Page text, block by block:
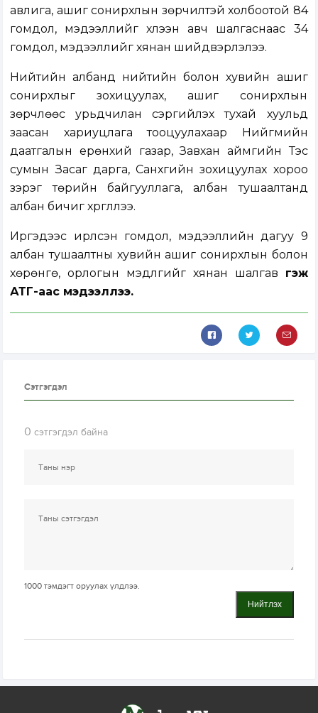
авлига, ашиг сонирхлын зөрчилтэй холбоотой 84
гомдол, мэдээллийг хүлээн авч шалгаснаас 34
гомдол, мэдээллийг хянан шийдвэрлэлээ.
Нийтийн албанд нийтийн болон хувийн ашиг
сонирхлыг зохицуулах, ашиг сонирхлын
зөрчлөөс урьдчилан сэргийлэх тухай хуульд
заасан хариуцлага тооцуулахаар Нийгмийн
даатгалын ерөнхий газар, Завхан аймгийн Тэс
сумын Засаг дарга, Санхүүгийн зохицуулах хороо
зэрэг төрийн байгууллага, албан тушаалтанд
албан бичиг хүргүүллээ.
Иргэдээс ирүүлсэн гомдол, мэдээллийн дагуу 9
албан тушаалтны хувийн ашиг сонирхлын болон
хөрөнгө, орлогын мэдүүлгийг хянан шалгав гэж
АТГ-аас мэдээллээ.
Сэтгэгдэл
0 сэтгэгдэл байна
1000 тэмдэгт оруулах үлдлээ.
Нийтлэх